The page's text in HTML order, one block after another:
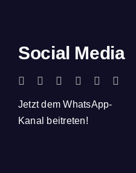
Social Media
Jetzt dem WhatsApp-
Kanal beitreten!